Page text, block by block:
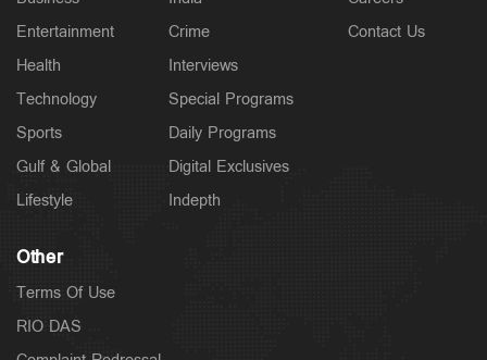
പ്രളയ രക്ഷാപ്രവർത്തിന് ഉപയോഗിച്ച വാഹനത്തിന്
7000 രൂപ പിഴ ചുമത്തി; പിന്നാലെ ഇടപെട്ട് മുഖ്യമന്ത്രി
Entertainment
Health
Technology
Sports
Gulf & Global
Lifestyle
Crime
Interviews
Special Programs
Daily Programs
Digital Exclusives
Indepth
Contact Us
Other
Terms Of Use
RIO DAS